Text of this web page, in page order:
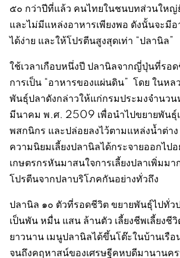
๕๐ กว่าปีที่แล้ว คนไทยในชนบทส่วนใหญ่
และไม่มีแหล่งอาหารเพียงพอ ดังนั้นจะมีอ
ได้ง่าย และให้โปรตีนสูงสุดเท่า “ปลานิล”
ใช้เวลาเกือบหนึ่งปี ปลานิลจากญี่ปุ่นที่รอ
การเป็น “อาหารของแผ่นดิน” โดย ในห
พันธุ์ปลาดังกล่าวให้แก่กรมประมงจำนวน
มีนาคม พ.ศ. 2509 เพื่อนำไปขยายพันธุ์
พสกนิกร และปล่อยลงไว้ตามแหล่งน้ำต่า
ความนิยมเลี้ยงปลานิลได้กระจายออกไปอ
เกษตรกรหันมาสนใจการเลี้ยงปลาเพิ่มม
โปรตีนจากปลาบริโภคกันอย่างทั่วถึง
ปลานิล ๑๐ ตัวที่รอดชีวิต ขยายพันธุ์ไปทั่ว
เป็นพัน หมื่น แสน ล้านตัว เลี้ยงชีพเลี้ยงชี
ยาวนาน เมนูปลานิลได้ขึ้นโต๊ะในบ้านเรื
จนถึงคฤหาสน์ของเศรษฐีคหบดีมานานค